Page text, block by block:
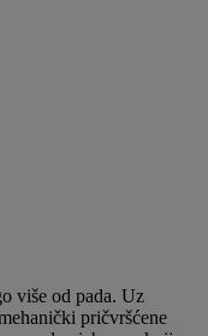
više od pada. Uz
pričvršćene